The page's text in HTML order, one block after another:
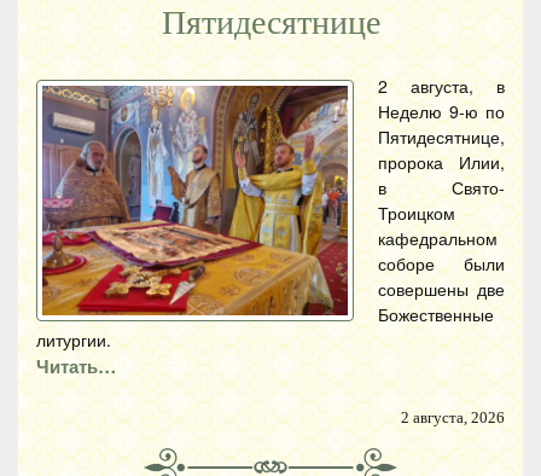
Пятидесятнице
2 августа, в
Неделю 9-ю по
Пятидесятнице,
пророка Илии,
в Свято-
Троицком
кафедральном
соборе были
совершены две
Божественные
литургии.
Читать…
2 августа, 2026